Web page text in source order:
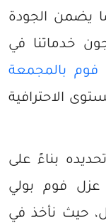
يضمن الجودة
خدماتنا في
بالمجمعة
الاحترافية
بناءً على
فوم بولي
حيث نأخذ في